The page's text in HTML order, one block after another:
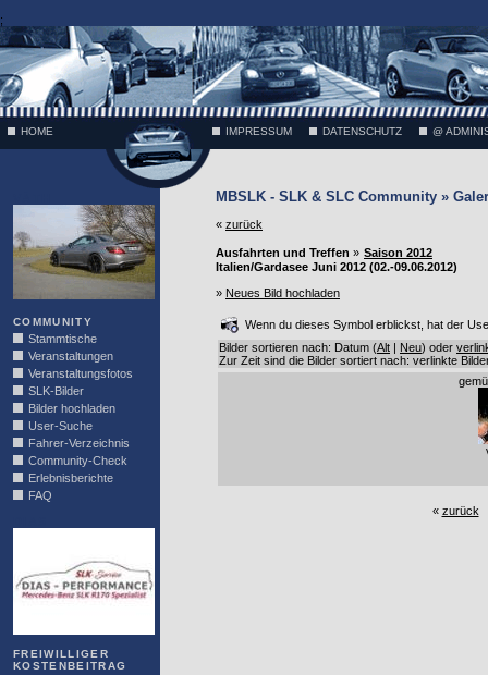
;
HOME IMPRESSUM DATENSCHUTZ @
COMMUNITY
Stammtische
Veranstaltungen
Veranstaltungsfotos
SLK-Bilder
Bilder hochladen
User-Suche
Fahrer-Verzeichnis
Community-Check
Erlebnisberichte
FAQ
FREIWILLIGER
KOSTENBEITRAG
MBSLK - SLK & SLC Community »
« zurück
Ausfahrten und Treffen » Saison 2012
Italien/Gardasee Juni 2012 (02.-09.06.2012)
» Neues Bild hochladen
Wenn du dieses Symbol erblickst, hat der
Bilder sortieren nach: Datum (Alt | Neu) oder
Zur Zeit sind die Bilder sortiert nach: verlinkte
« zurück